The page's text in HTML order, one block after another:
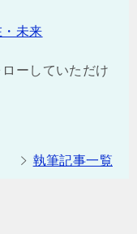
未来
ーしていただけ
執筆記事一覧